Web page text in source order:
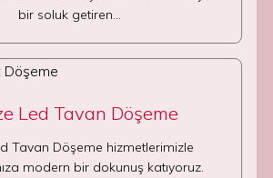
bir soluk getiren…
Led Tavan Döşeme
Tavan Döşeme hizmetlerimizle
modern bir dokunuş katıyoruz.